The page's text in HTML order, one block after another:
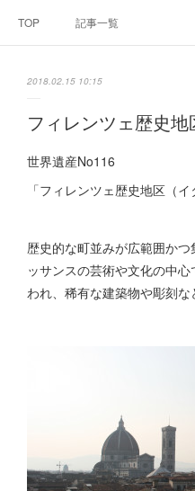
TOP 記事一覧
2018.02.15 10:15
フィレンツェ歴史地
世界遺産No116
「フィレンツェ歴史地区（イ
歴史的な町並みが広範囲か
ッサンスの芸術や文化の中
われ、稀有な建築物や彫刻な